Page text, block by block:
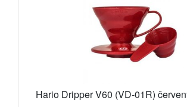
Hario Dripper V60 (VD-01R)